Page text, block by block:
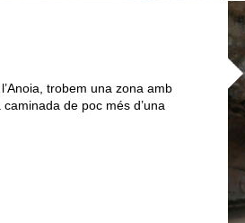
trobem una zona amb
de poc més d’una